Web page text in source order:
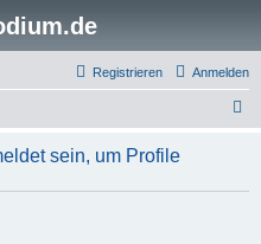
Anmelden
Registrieren
h
sein, um Profile